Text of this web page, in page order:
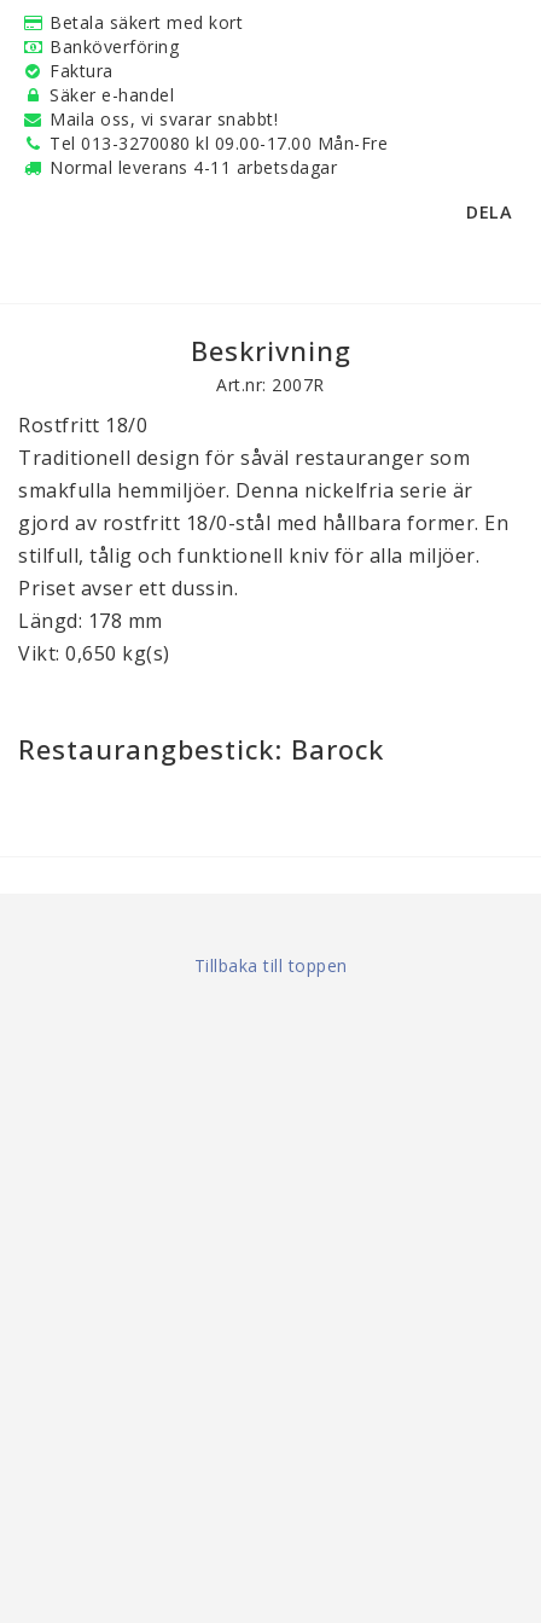
Betala säkert med kort
Banköverföring
Faktura
Säker e-handel
Maila oss, vi svarar snabbt!
Tel 013-3270080 kl 09.00-17.00 Mån-Fre
Normal leverans 4-11 arbetsdagar
DELA
Beskrivning
Art.nr: 2007R
Rostfritt 18/0
Traditionell design för såväl restauranger som
smakfulla hemmiljöer. Denna nickelfria serie är
gjord av rostfritt 18/0-stål med hållbara former. En
stilfull, tålig och funktionell kniv för alla miljöer.
Priset avser ett dussin.
Längd: 178 mm
Vikt: 0,650 kg(s)
Restaurangbestick: Barock
Tillbaka till toppen